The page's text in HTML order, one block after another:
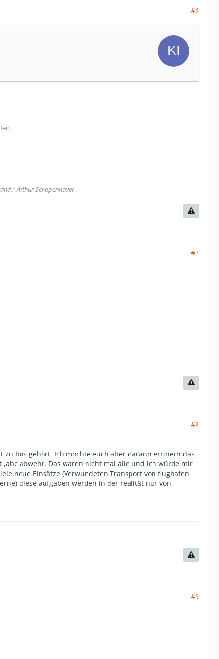
#6
Arthur Schopenhauer
#7
#8
bos gehört. Ich möchte euch aber darann errinern das
abwehr. Das waren nicht mal alle und ich würde mir
neue Einsätze (Verwundeten Transport von flughafen
diese aufgaben werden in der realität nur von
#9